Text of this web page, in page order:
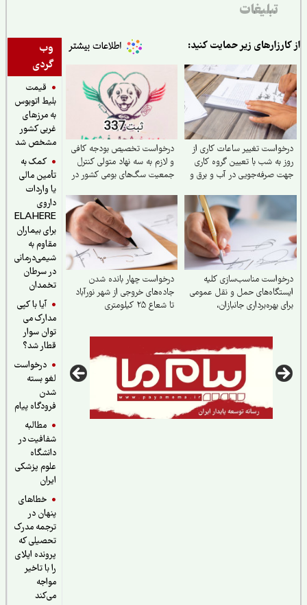
تبلیغات
وب
گردی
قیمت
بلیط اتوبوس
به مرزهای
غربی کشور
مشخص شد
کمک به
تأمین مالی
یا واردات
داروی
ELAHERE
برای بیماران
مقاوم به
شیمی‌درمانی
در سرطان
تخمدان
آیا با کپی
مدارک می
توان سوار
قطار شد؟
درخواست
لغو بسته
فرودگاه پیام
مطالبه
شفافیت در
دانشگاه
علوم پزشکی
خطاهای
پنهان در
ترجمه مدرک
تحصیلی که
پرونده اپلای
را با تاخیر
زیر حمایت کنید:
تغییر ساعات کاری از
به شب با تعیین گروه کاری
صرفه‌جویی در آب و برق و
درخواست تخصیص بودجه کافی
و لازم به سه نهاد متولی کنترل
جمعیت سگ‌های بومی کشور در
مناسب‌سازی کلیه
حمل‌ و نقل عمومی
بهره‌برداری جانبازان،
درخواست چهار بانده شدن
جاده‌های خروجی از شهر نورآباد
تا شعاع ۲۵ کیلومتری